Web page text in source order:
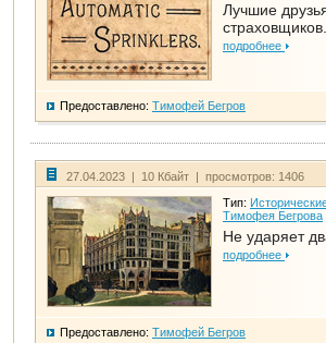
Лучшие
подробнее
Предоставлено: Тимофей Бегров
27.04.2023 | 10 Кбайт | просмотров: 1406
Тип:
Тимофея Бегрова
Не ударяет
подробнее
Предоставлено: Тимофей Бегров